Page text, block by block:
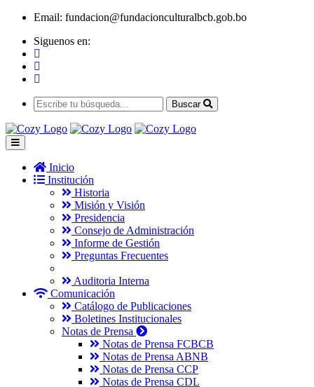
Email: fundacion@fundacionculturalbcb.gob.bo
Siguenos en:
Buscar
Inicio
Institución
Historia
Misión y Visión
Presidencia
Consejo de Administración
Informe de Gestión
Preguntas Frecuentes
Auditoria Interna
Comunicación
Catálogo de Publicaciones
Boletines Institucionales
Notas de Prensa
Notas de Prensa FCBCB
Notas de Prensa ABNB
Notas de Prensa CCP
Notas de Prensa CDL